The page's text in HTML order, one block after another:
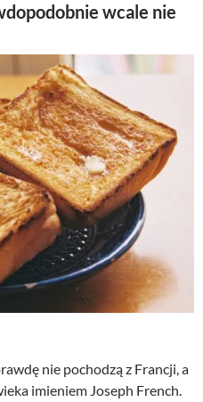
wcale nie
nie pochodzą z Francji, a
imieniem Joseph French.